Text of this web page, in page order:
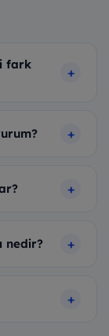
fark
nedir?